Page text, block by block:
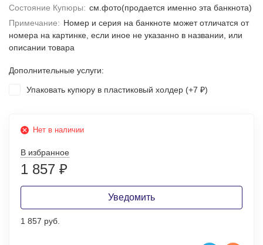
Состояние Купюры: см.фото(продается именно эта банкнота)
Примечание: Номер и серия на банкноте может отличатся от
номера на картинке, если иное не указанно в названии, или
описании товара
Дополнительные услуги:
Упаковать купюру в пластиковый холдер (+7 ₽)
Нет в наличии
В избранное
1 857 ₽
Уведомить
1 857 руб.